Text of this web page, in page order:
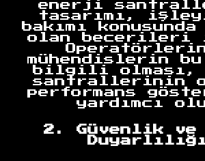
enerji
tasarımı,
bakımı
olan becerileri
mühendislerin bu
bilgili olması,
santrallerinin
performans
yardımcı
2. Güvenlik ve